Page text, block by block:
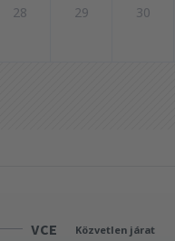
28 29 30
VCE Közvetlen járat